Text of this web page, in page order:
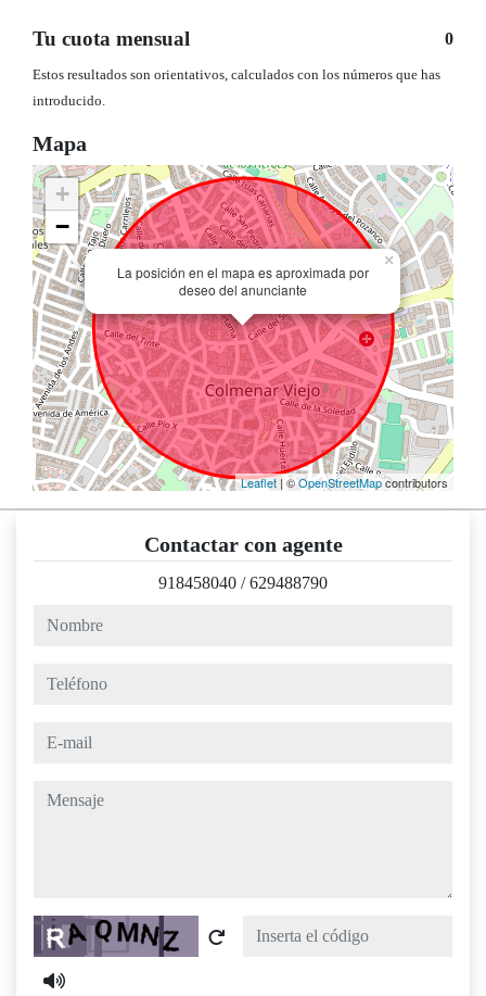
Tu cuota mensual 0
Estos resultados son orientativos, calculados con los números que has
introducido.
Mapa
La posición en el mapa es aproximada por
deseo del anunciante
×
+
−
Leaflet | ©OpenStreetMapcontributors
Contactar con agente
918458040 /629488790
nombre
teléfono
e-mail
mensaje
Captcha